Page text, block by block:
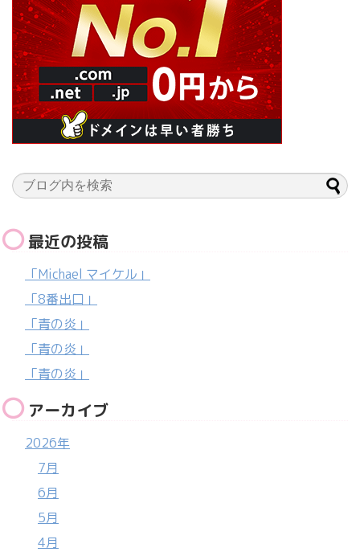
最近の投稿
「Michael マイケル」
「8番出口」
「青の炎」
「青の炎」
「青の炎」
アーカイブ
2026年
7月
6月
5月
4月